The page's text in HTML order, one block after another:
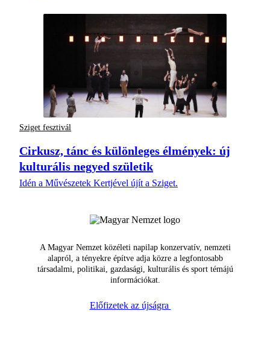
Sziget fesztivál
Cirkusz, tánc és különleges élmények: új
kulturális negyed születik
Idén a Művészetek Kertjével újít a Sziget.
A Magyar Nemzet közéleti napilap konzervatív, nemzeti
alapról, a tényekre építve adja közre a legfontosabb
társadalmi, politikai, gazdasági, kulturális és sport témájú
információkat.
Előfizetek az újságra